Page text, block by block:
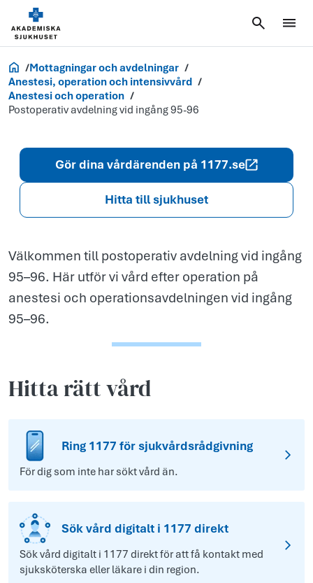
Akademiska.se
Mottagningar och avdelningar
Anestesi, operation och intensivvård
Anestesi och operation
Postoperativ avdelning vid ingång 95-96
avdelning
95-96
Gör dina vårdärenden på 1177.se
Hitta till sjukhuset
Välkommen till postoperativ avdelning vid ingång
95–96. Här utför vi vård efter operation på
anestesi och operationsavdelningen vid ingång
95–96.
Hitta rätt vård
Ring 1177 för sjukvårdsrådgivning
För dig som inte har sökt vård än.
Sök vård digitalt i 1177 direkt
Sök vård digitalt i 1177 direkt för att få kontakt med
sjuksköterska eller läkare i din region.